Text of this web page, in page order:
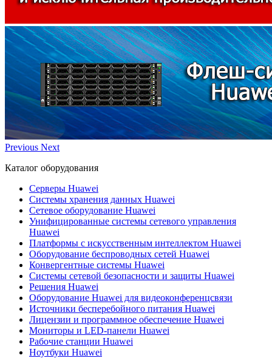
Previous Next
Каталог оборудования
Серверы Huawei
Системы хранения данных Huawei
Сетевое оборудование Huawei
Унифицированные системы сетевого управления
Huawei
Платформы с искусственным интеллектом Huawei
Оборудование беспроводных сетей Huawei
Конвергентные системы Huawei
Системы сетевой безопасности и защиты Huawei
Решения Huawei
Оборудование Huawei для видеоконференцсвязи
Источники бесперебойного питания Huawei
Лицензии и программное обеспечение Huawei
Мониторы и LED-панели Huawei
Рабочие станции Huawei
Ноутбуки Huawei